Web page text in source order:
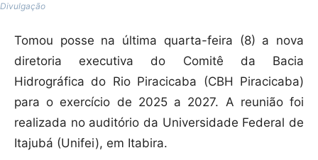
Divulgação
Tomou posse na última quarta-feira (8) a nova
diretoria executiva do Comitê da Bacia
Hidrográfica do Rio Piracicaba (CBH Piracicaba)
para o exercício de 2025 a 2027. A reunião foi
realizada no auditório da Universidade Federal de
Itajubá (Unifei), em Itabira.